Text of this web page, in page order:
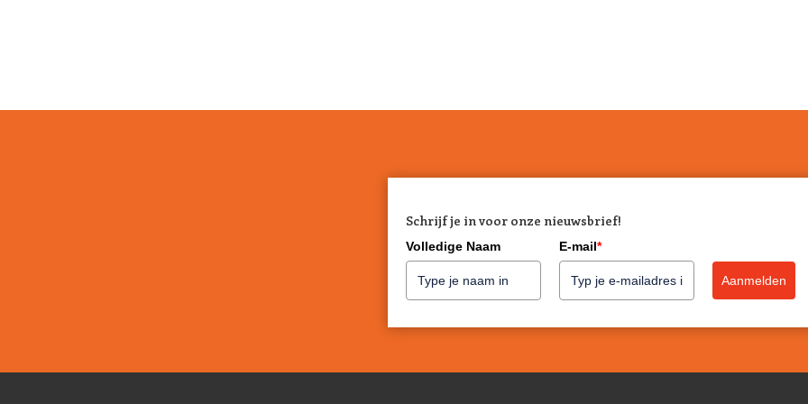
in huis te hebben. Even geen
Voor alle honden
een verkoelend ijsje van,
booster of als licht verteerbare
enthousiast over de smoothies
Voor veel honden is het
Schrijf je in voor onze nieuwsbrief!
Volledige Naam E-mail*
Aanmelden